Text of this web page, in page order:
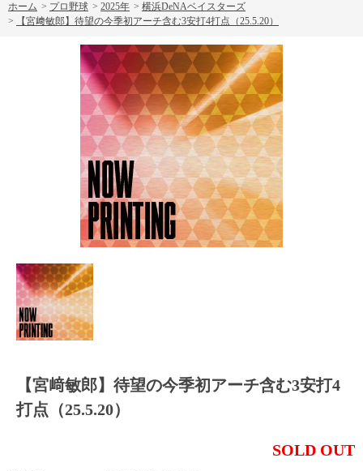
ホーム > プロ野球 > 2025年 > 横浜DeNAベイスターズ
>
【宮﨑敏郎】待望の今季初アーチ含む3安打4打点（25.5.20）
【宮﨑敏郎】待望の今季初アーチ含む3安打4
打点（25.5.20）
SOLD OUT